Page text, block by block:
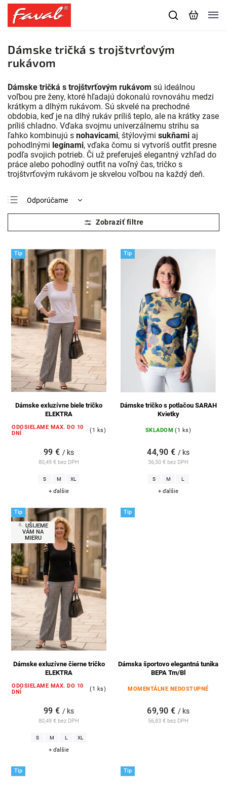
Dámske tričká s trojštvrťovým
rukávom
Dámske tričká s trojštvrťovým rukávom sú ideálnou
voľbou pre ženy, ktoré hľadajú dokonalú rovnováhu medzi
krátkym a dlhým rukávom. Sú skvelé na prechodné
obdobia, keď je na dlhý rukáv príliš teplo, ale na krátky zase
príliš chladno. Vďaka svojmu univerzálnemu strihu sa
ľahko kombinujú s nohavicami, štýlovými sukňami aj
pohodlnými legínami, vďaka čomu si vytvoríš outfit presne
podľa svojich potrieb. Či už preferuješ elegantný vzhľad do
práce alebo pohodlný outfit na voľný čas, tričko s
trojštvrťovým rukávom je skvelou voľbou na každý deň.
Odporúčame
Najlacnejšie
Najdrahšie
Najpredávanejšie
Abecedne
Tip
Dámske exluzívne biele tričko
ELEKTRA
ODOSIELAME MAX. DO 10
DNÍ
(1 ks)
80,49 € bez DPH
99 € / ks
S M XL
+ ďalšie
Tip
Dámske tričko s potlačou SARAH
Kvietky
SKLADOM (1 ks)
36,50 € bez DPH
44,90 € / ks
S M L
+ ďalšie
Tip
🪡 UŠIJEME
VÁM NA
MIERU
Dámske exluzívne čierne tričko
ELEKTRA
ODOSIELAME MAX. DO 10
DNÍ
(1 ks)
80,49 € bez DPH
99 € / ks
S M L XL
+ ďalšie
Tip
Dámska športovo elegantná tunika
BEPA Tm/Bl
MOMENTÁLNE NEDOSTUPNÉ
56,83 € bez DPH
69,90 € / ks
Tip Tip